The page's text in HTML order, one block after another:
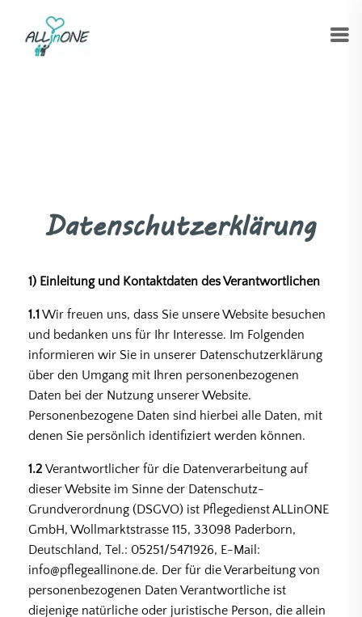
Datenschutzerklärung
1) Einleitung und Kontaktdaten des Verantwortlichen
1.1 Wir freuen uns, dass Sie unsere Website besuchen
und bedanken uns für Ihr Interesse. Im Folgenden
informieren wir Sie in unserer Datenschutzerklärung
über den Umgang mit Ihren personenbezogenen
Daten bei der Nutzung unserer Website.
Personenbezogene Daten sind hierbei alle Daten, mit
denen Sie persönlich identifiziert werden können.
1.2 Verantwortlicher für die Datenverarbeitung auf
dieser Website im Sinne der Datenschutz-
Grundverordnung (DSGVO) ist Pflegedienst ALLinONE
GmbH, Wollmarktstrasse 115, 33098 Paderborn,
Deutschland, Tel.: 05251/5471926, E-Mail:
info@pflegeallinone.de. Der für die Verarbeitung von
personenbezogenen Daten Verantwortliche ist
diejenige natürliche oder juristische Person, die allein